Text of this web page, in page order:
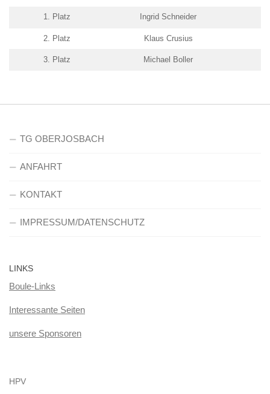
1. Platz Ingrid Schneider
2. Platz Klaus Crusius
3. Platz Michael Boller
TG OBERJOSBACH
ANFAHRT
KONTAKT
IMPRESSUM/DATENSCHUTZ
LINKS
Boule-Links
Interessante Seiten
unsere Sponsoren
HPV